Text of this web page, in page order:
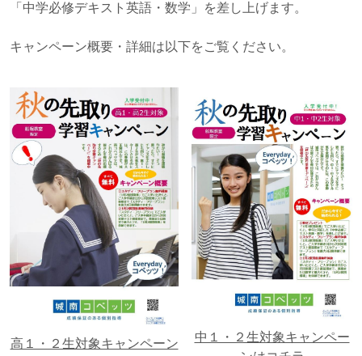
「中学必修デキスト英語・数学」を差し上げます。
キャンペーン概要・詳細は以下をご覧ください。
高１・２生対象キャンペーン
中１・２生対象キャンペー